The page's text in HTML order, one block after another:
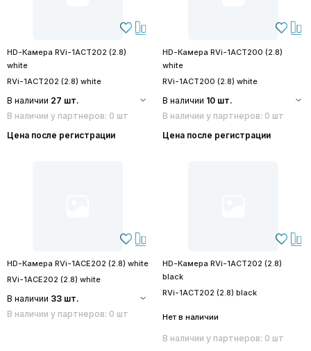
HD-Камера RVi-1ACT202 (2.8)
white
RVi-1ACT202 (2.8) white
В наличии 27 шт.
В наличии у партнеров: 0 шт
Цена после регистрации
HD-Камера RVi-1ACT200 (2.8)
white
RVi-1ACT200 (2.8) white
В наличии 10 шт.
В наличии у партнеров: 0 шт
Цена после регистрации
HD-Камера RVi-1ACE202 (2.8) white
RVi-1ACE202 (2.8) white
В наличии 33 шт.
В наличии у партнеров: 0 шт
HD-Камера RVi-1ACT202 (2.8)
black
RVi-1ACT202 (2.8) black
Нет в наличии
В наличии у партнеров: 0 шт